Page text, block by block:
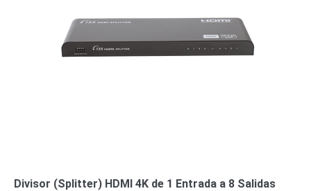
Divisor (Splitter) HDMI 4K de 1 Entrada a 8 Salidas